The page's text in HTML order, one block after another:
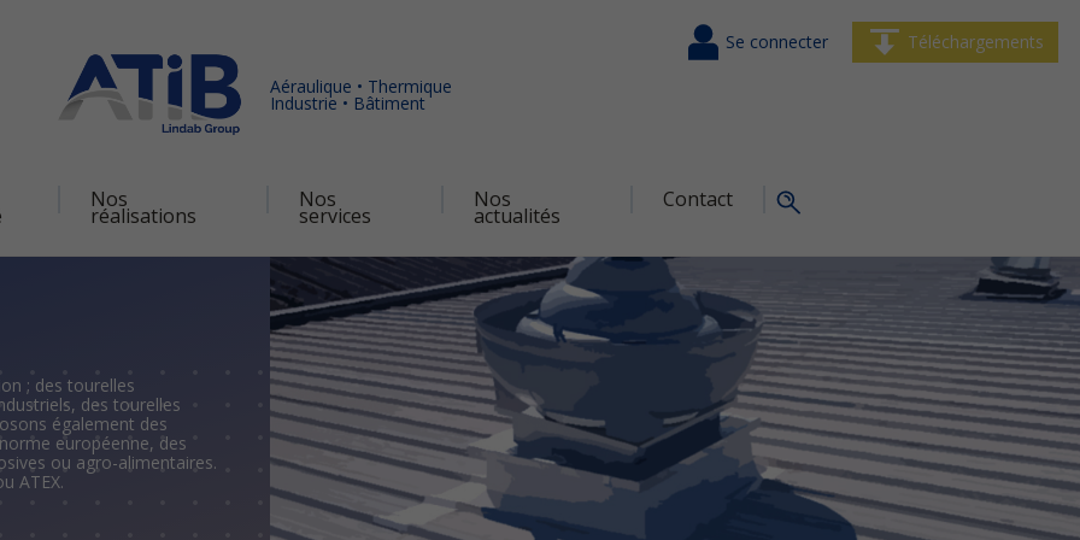
Aéraulique • Thermique
Industrie • Bâtiment
Nos
réalisations
Nos
services
Nos
actualités
Contact
Se connecter Téléchargements
; des tourelles
des tourelles
également des
européenne, des
ou agro-alimentaires.
ATEX.